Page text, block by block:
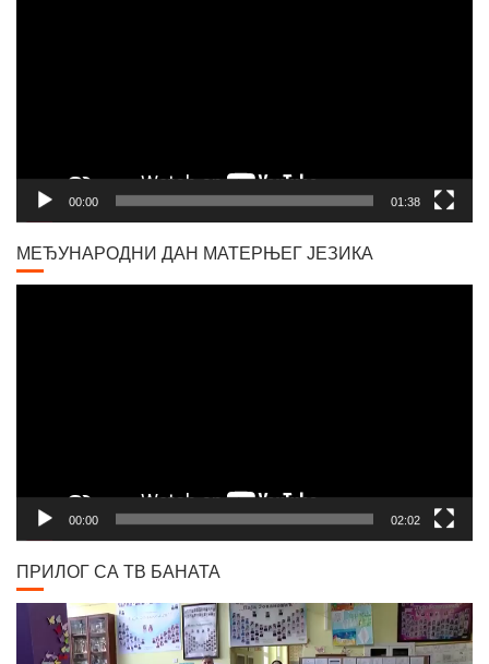
00:00 01:38
МЕЂУНАРОДНИ ДАН МАТЕРЊЕГ ЈЕЗИКА
00:00 02:02
ПРИЛОГ СА ТВ БАНАТА
Video